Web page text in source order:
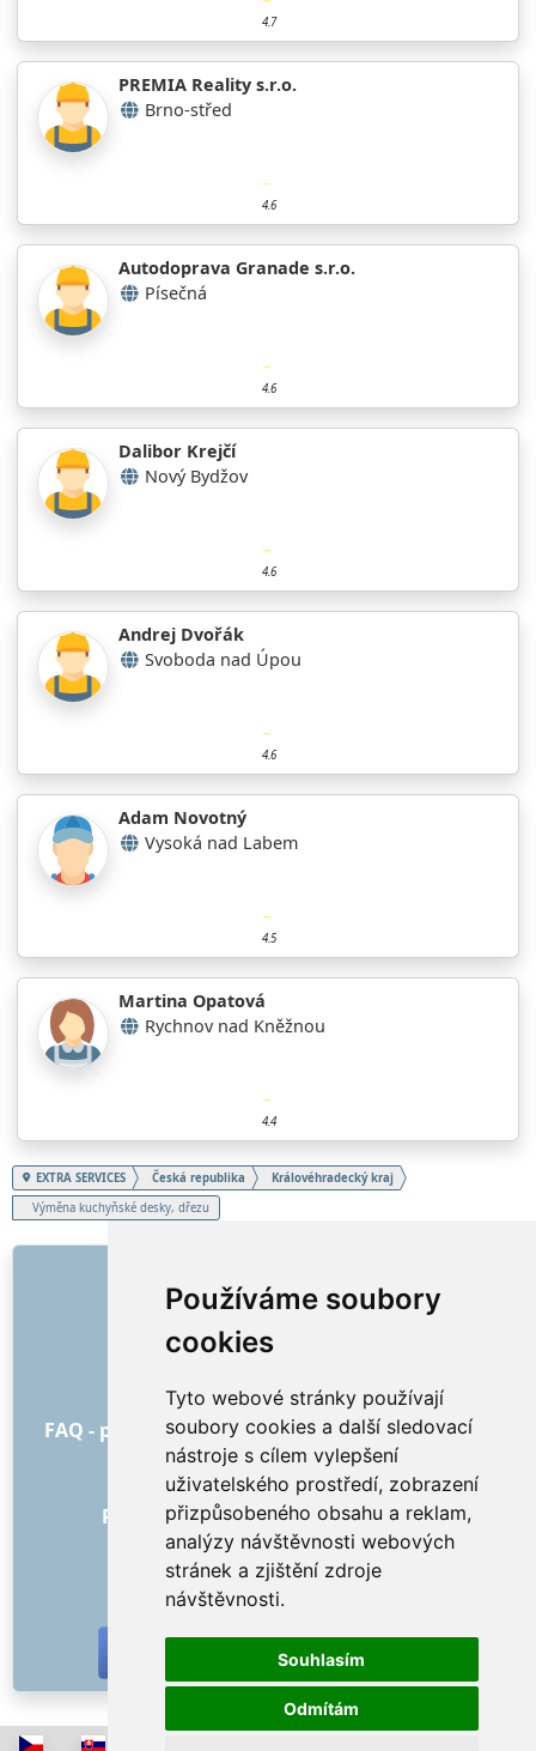
Používáme soubory
cookies
Tyto webové stránky používají
soubory cookies a další sledovací
nástroje s cílem vylepšení
uživatelského prostředí, zobrazení
přizpůsobeného obsahu a reklam,
analýzy návštěvnosti webových
stránek a zjištění zdroje
návštěvnosti.
Souhlasím
Odmítám
4.7
PREMIA Reality s.r.o.
Brno-střed
4.6
Autodoprava Granade s.r.o.
Písečná
4.6
Dalibor Krejčí
Nový Bydžov
4.6
Andrej Dvořák
Svoboda nad Úpou
4.6
Adam Novotný
Vysoká nad Labem
4.5
Martina Opatová
Rychnov nad Kněžnou
4.4
EXTRA SERVICES Česká republika
Královéhradecký kraj
Výměna kuchyňské desky, dřezu
O nás
Jak to všechno začalo
Všeobecné obchodní podmínky
FAQ - pro objednatele FAQ - pro poskytovatele
Reklama a marketing
Blog
Recenze objednávek s hodnocením
Kontakt
SOCIÁLNÍ SÍTĚ